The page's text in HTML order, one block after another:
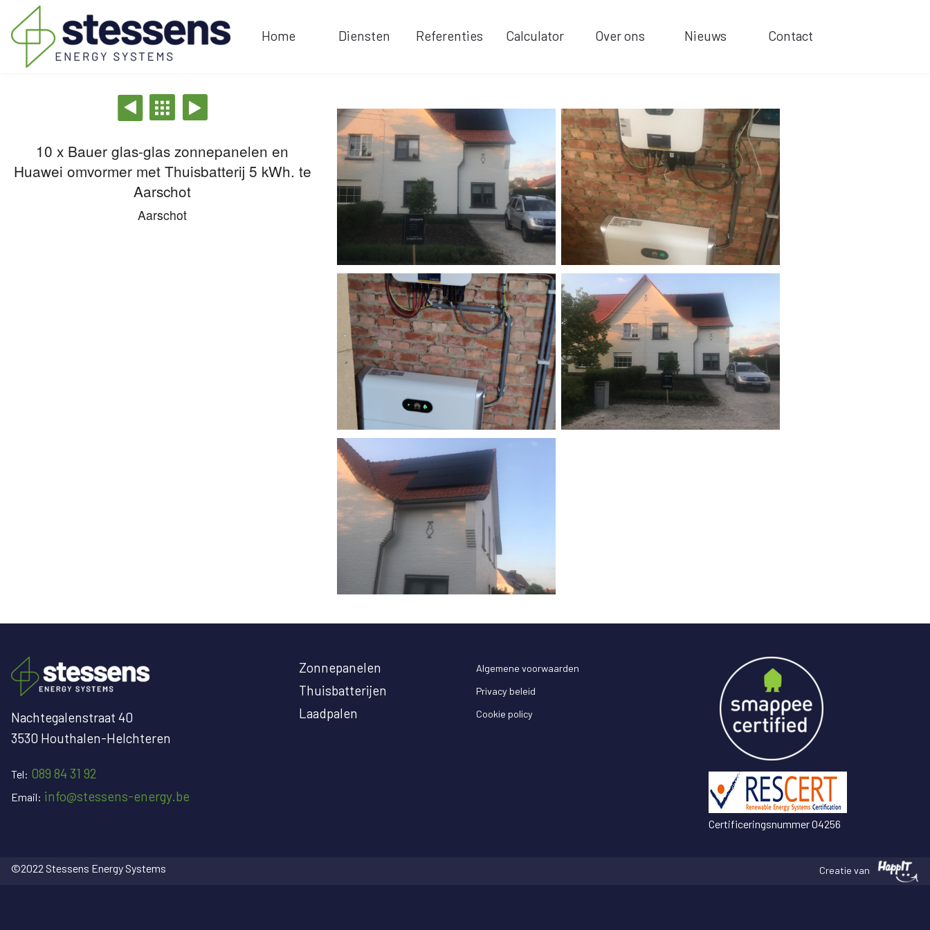
Home
Laadpalen
Diensten Referenties Calculator Over ons Nieuws Contact
10 x Bauer glas-glas zonnepanelen en
Huawei omvormer met Thuisbatterij 5 kWh. te
Aarschot
Aarschot
Nachtegalenstraat 40
3530 Houthalen-Helchteren
Tel: 089 84 31 92
Email: info@stessens-energy.be
Zonnepanelen
Thuisbatterijen
Laadpalen
Algemene voorwaarden
Privacy beleid
Cookie policy
Certificeringsnummer 04256
©2022 Stessens Energy Systems Creatie van